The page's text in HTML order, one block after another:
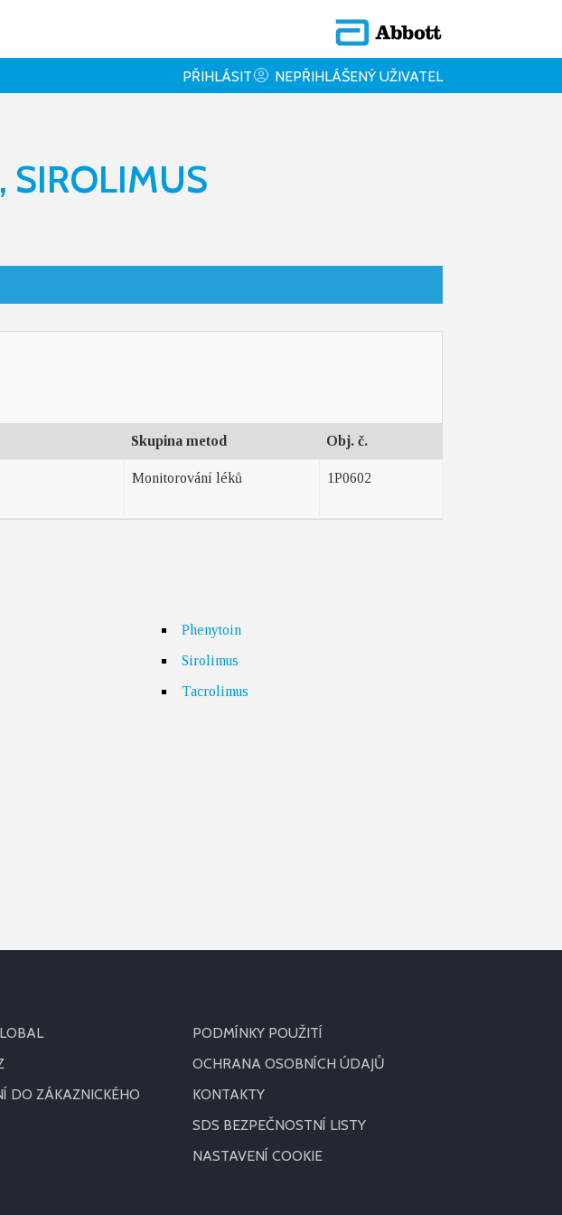
PŘIHLÁSIT NEPŘIHLÁŠENÝ UŽIVATEL
SIROLIMUS
Skupina metod Obj. č.
Monitorování léků 1P0602
Phenytoin
Sirolimus
Tacrolimus
DO ZÁKAZNICKÉHO
PODMÍNKY POUŽITÍ
OCHRANA OSOBNÍCH ÚDAJŮ
KONTAKTY
SDS BEZPEČNOSTNÍ LISTY
NASTAVENÍ COOKIE